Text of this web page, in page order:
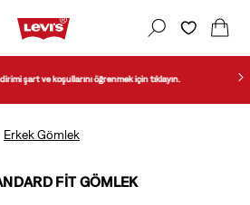
ve koşullarını öğrenmek için tıklayın.
Erkek Gömlek
FIT GÖMLEK